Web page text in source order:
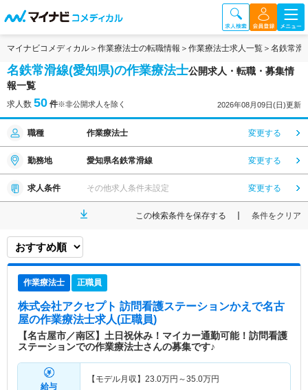
マイナビコメディカル 作業療法士の転職情報 作業療法士求人一覧 名鉄常滑
名鉄常滑線(愛知県)の作業療法士公開求人・転職・募集情
報一覧
求人数 50 件※非公開求人を除く 2026年08月09日(日)更新
職種 作業療法士 変更する
勤務地 愛知県名鉄常滑線 変更する
求人条件 その他求人条件未設定 変更する
この検索条件を保存する 条件をクリア
作業療法士 正職員
株式会社アクセプト 訪問看護ステーションかえで名古
屋の作業療法士求人(正職員)
【名古屋市／南区】土日祝休み！マイカー通勤可能！訪問看護
ステーションでの作業療法士さんの募集です♪
給与
【モデル月収】 23.0万円～35.0万円